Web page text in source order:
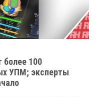
более 100
УПМ; эксперты